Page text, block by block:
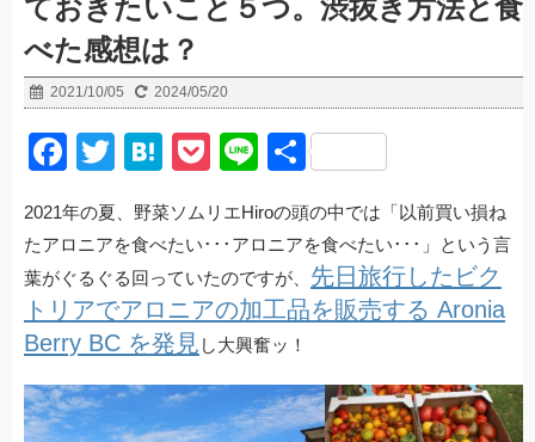
ておきたいこと５つ。渋抜き方法と食
べた感想は？
2021/10/05 2024/05/20
F
c
e
b
o
o
k
T
tt
er
H
e
n
a
P
ck
et
Li
e
共
2021年の夏、野菜ソムリエHiroの頭の中では「以前買い損ね
たアロニアを食べたい･･･アロニアを食べたい･･･」という言
葉がぐるぐる回っていたのですが、 先日旅行したビク
トリアでアロニアの加工品を販売する Aronia
Berry BC を発見 し大興奮ッ！